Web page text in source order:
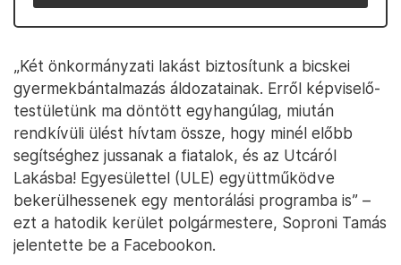
„Két önkormányzati lakást biztosítunk a bicskei
gyermekbántalmazás áldozatainak. Erről képviselő-
testületünk ma döntött egyhangúlag, miután
rendkívüli ülést hívtam össze, hogy minél előbb
segítséghez jussanak a fiatalok, és az Utcáról
Lakásba! Egyesülettel (ULE) együttműködve
bekerülhessenek egy mentorálási programba is” –
ezt a hatodik kerület polgármestere, Soproni Tamás
jelentette be a Facebookon.